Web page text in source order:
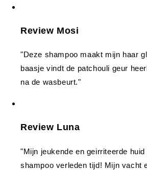
Review Mosi
"Deze shampoo maakt mijn haar
baasje vindt de patchouli geur
na de wasbeurt."
Review Luna
"Mijn jeukende en geirriteerde
shampoo verleden tijd! Mijn vacht